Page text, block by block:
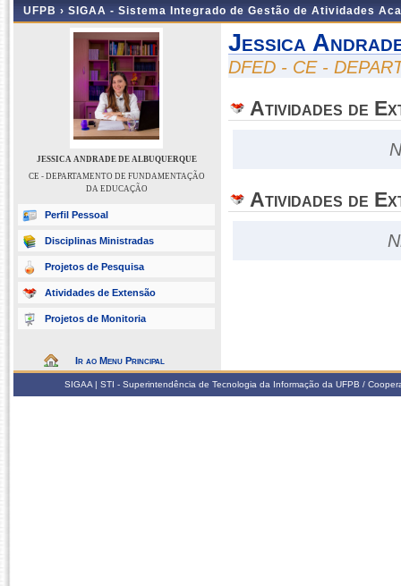
UFPB › SIGAA - Sistema Integrado de Gestão de Atividades
JESSICA ANDRADE DE ALBUQUERQUE
CE - DEPARTAMENTO DE FUNDAMENTAÇÃO
DA EDUCAÇÃO
Perfil Pessoal
Disciplinas Ministradas
Projetos de Pesquisa
Atividades de Extensão
Projetos de Monitoria
Ir ao Menu Principal
Jessica
DFED - CE -
Atividades de
Atividades de
SIGAA | STI - Superintendência de Tecnologia da Informação da UFPB /